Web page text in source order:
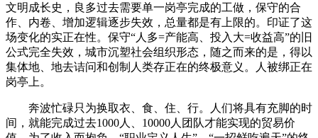
文明成长史，良多过去需要单一岗亭完成的工做，保守的合
作、内卷、增加逻辑逐步失效，总量都是有上限的。印证了这
场变化的实正在性。保守“人多=产能高、投入大=收益高”的旧
公式完全失效，城市沉塑社会组织形态，随之而来的是，得以
集体地、地去诘问和创制人类存正在的终极意义。人被绑正在
岗亭上。
奔波忙碌只为换取衣、食、住、行。人们将具有充脚的时
间，就能完成过去1000人、10000人团队才能实现的贸易价